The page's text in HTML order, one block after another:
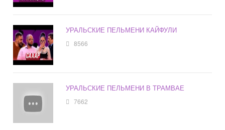
УРАЛЬСКИЕ ПЕЛЬМЕНИ КАЙФУЛИ
8566
УРАЛЬСКИЕ ПЕЛЬМЕНИ В ТРАМВАЕ
7662